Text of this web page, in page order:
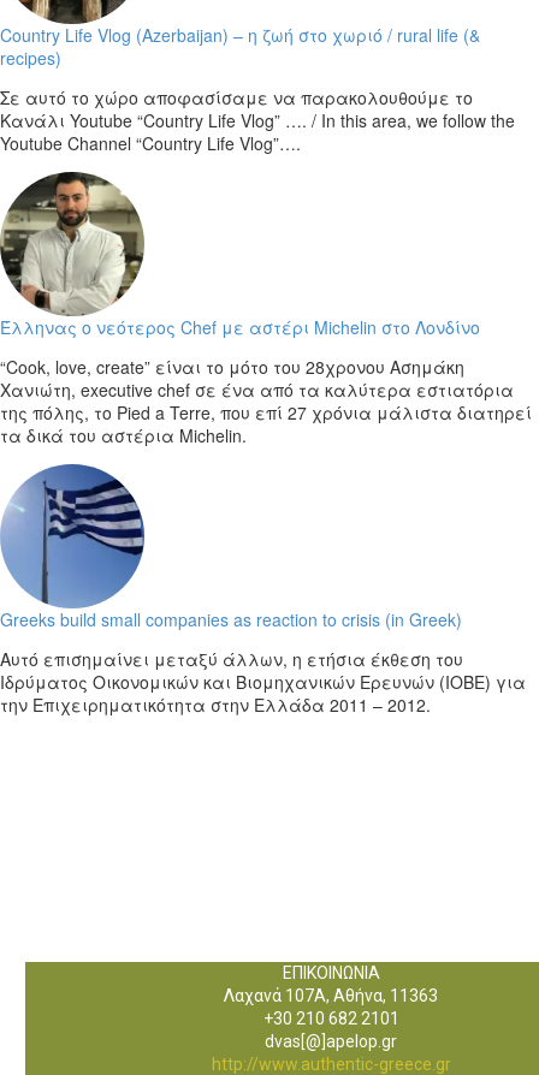
Country Life Vlog (Azerbaijan) – η ζωή στο χωριό / rural life (&
recipes)
Σε αυτό το χώρο αποφασίσαμε να παρακολουθούμε το
Κανάλι Youtube “Country Life Vlog” …. / In this area, we follow the
Youtube Channel “Country Life Vlog”….
Έλληνας ο νεότερος Chef με αστέρι Michelin στο Λονδίνο
“Cook, love, create” είναι το μότο του 28χρονου Ασημάκη
Χανιώτη, executive chef σε ένα από τα καλύτερα εστιατόρια
της πόλης, το Pied a Terre, που επί 27 χρόνια μάλιστα διατηρεί
τα δικά του αστέρια Μichelin.
Greeks build small companies as reaction to crisis (in Greek)
Αυτό επισημαίνει μεταξύ άλλων, η ετήσια έκθεση του
Ιδρύματος Οικονομικών και Βιομηχανικών Ερευνών (ΙΟΒΕ) για
την Επιχειρηματικότητα στην Ελλάδα 2011 – 2012.
ΕΠΙΚΟΙΝΩΝΙΑ
Λαχανά 107Α, Αθήνα, 11363
+30 210 682 2101
dvas[@]apelop.gr
http://www.authentic-greece.gr